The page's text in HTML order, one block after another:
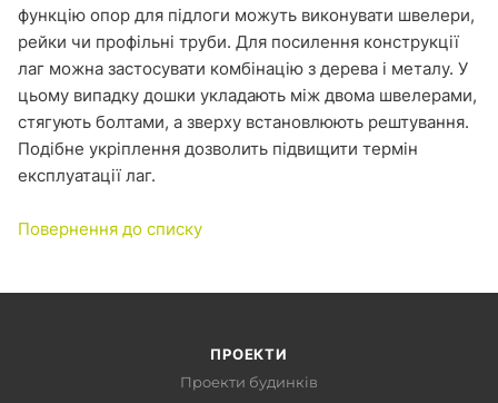
функцію опор для підлоги можуть виконувати швелери,
рейки чи профільні труби. Для посилення конструкції
лаг можна застосувати комбінацію з дерева і металу. У
цьому випадку дошки укладають між двома швелерами,
стягують болтами, а зверху встановлюють рештування.
Подібне укріплення дозволить підвищити термін
експлуатації лаг.
Повернення до списку
ПРОЕКТИ
Проекти будинків